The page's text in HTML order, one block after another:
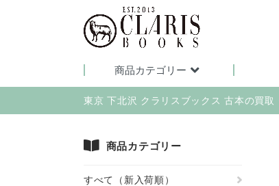
商品カテゴリー
東京 下北沢 クラリスブックス 古本の買
商品カテゴリー
すべて（新入荷順）